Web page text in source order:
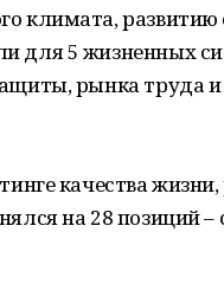
климата,
для 5 жизненных
рынка труда
качества
на 28 позиций